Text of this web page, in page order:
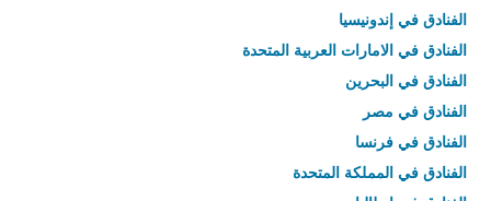
الفنادق في إندونيسيا
الفنادق في الامارات العربية المتحدة
الفنادق في البحرين
الفنادق في مصر
الفنادق في فرنسا
الفنادق في المملكة المتحدة